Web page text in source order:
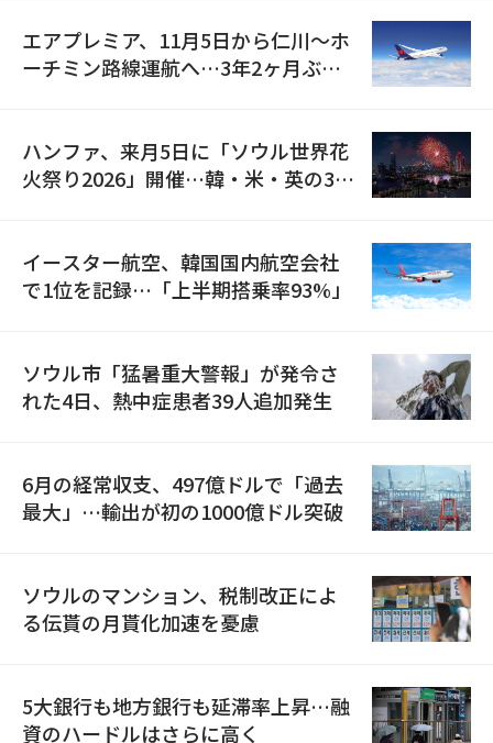
エアプレミア、11月5日から仁川〜ホ
ーチミン路線運航へ…3年2ヶ月ぶり
ハンファ、来月5日に「ソウル世界花
火祭り2026」開催…韓・米・英の3カ
イースター航空、韓国国内航空会社
で1位を記録…「上半期搭乗率93%」
ソウル市「猛暑重大警報」が発令さ
れた4日、熱中症患者39人追加発生
6月の経常収支、497億ドルで「過去
最大」…輸出が初の1000億ドル突破
ソウルのマンション、税制改正によ
る伝貰の月貰化加速を憂慮
5大銀行も地方銀行も延滞率上昇…融
資のハードルはさらに高く